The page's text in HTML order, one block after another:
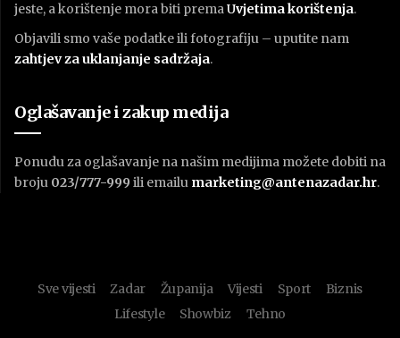
jeste, a korištenje mora biti premaUvjetima korištenja.
Objavili smo vaše podatke ili fotografiju – uputite nam
zahtjev za uklanjanje sadržaja.
Oglašavanje i zakup medija
Ponudu za oglašavanje na našim medijima možete dobiti na
broju 023/777-999 ili emailu marketing@antenazadar.hr.
Sve vijesti Zadar Županija Vijesti Sport
Biznis
Lifestyle
Showbiz Tehno